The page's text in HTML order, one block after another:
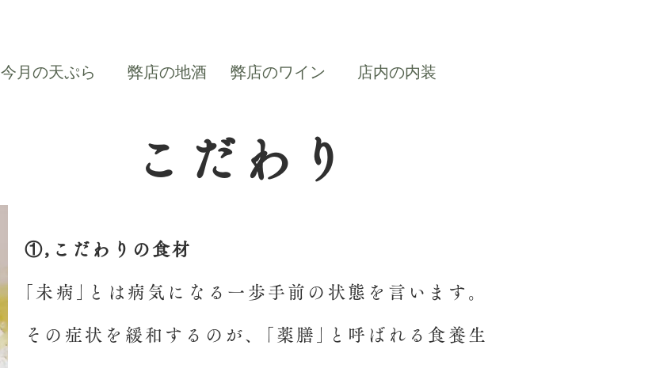
今月の天ぷら 弊店の地酒 弊店のワイン 店内の内装
こだわり
①,こだわりの食材
｢未病｣とは病気になる一歩手前の状態を言います。
その症状を緩和するのが、｢薬膳｣と呼ばれる食養生